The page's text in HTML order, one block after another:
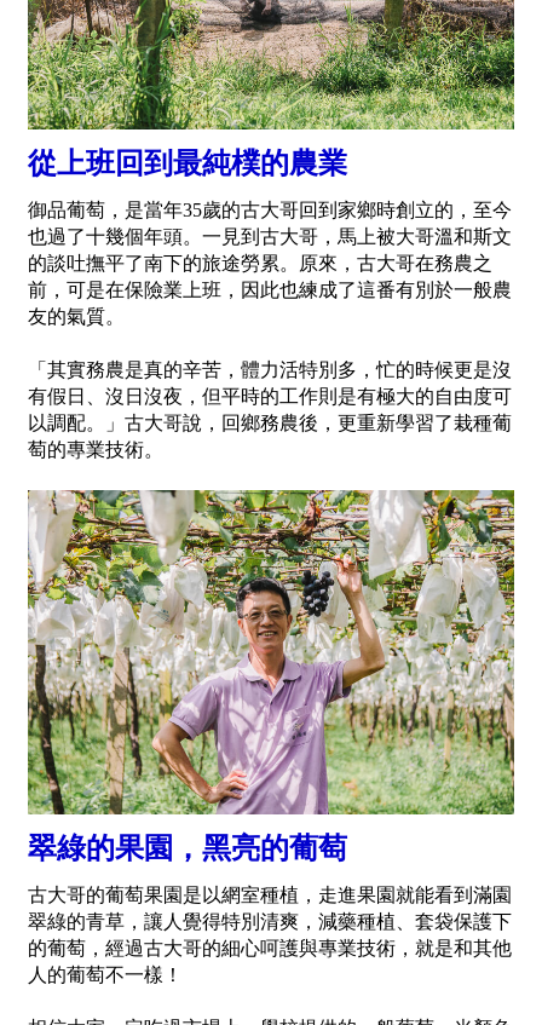
從上班回到最純樸的農業
御品葡萄，是當年35歲的古大哥回到家鄉時創立的，至今
也過了十幾個年頭。一見到古大哥，馬上被大哥溫和斯文
的談吐撫平了南下的旅途勞累。原來，古大哥在務農之
前，可是在保險業上班，因此也練成了這番有別於一般農
友的氣質。
「其實務農是真的辛苦，體力活特別多，忙的時候更是沒
有假日、沒日沒夜，但平時的工作則是有極大的自由度可
以調配。」古大哥說，回鄉務農後，更重新學習了栽種葡
萄的專業技術。
翠綠的果園，黑亮的葡萄
古大哥的葡萄果園是以網室種植，走進果園就能看到滿園
翠綠的青草，讓人覺得特別清爽，減藥種植、套袋保護下
的葡萄，經過古大哥的細心呵護與專業技術，就是和其他
人的葡萄不一樣！